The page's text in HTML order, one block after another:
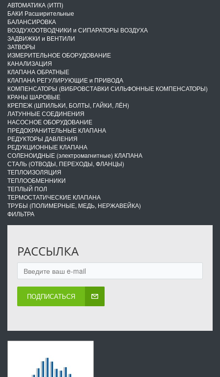
АВТОМАТИКА (ИТП)
БАКИ Расширительные
БАЛАНСИРОВКА
ВОЗДУХООТВОДЧИКИ и СИПАРАТОРЫ ВОЗДУХА
ЗАДВИЖКИ и ВЕНТИЛИ
ЗАТВОРЫ
ИЗМЕРИТЕЛЬНОЕ ОБОРУДОВАНИЕ
КАНАЛИЗАЦИЯ
КЛАПАНА ОБРАТНЫЕ
КЛАПАНА РЕГУЛИРУЮЩИЕ и ПРИВОДА
КОМПЕНСАТОРЫ (ВИБРОВСТАВКИ СИЛЬФОННЫЕ КОМПЕНСАТОРЫ)
КРАНЫ ШАРОВЫЕ
КРЕПЕЖ (ШПИЛЬКИ, БОЛТЫ, ГАЙКИ, ЛЁН)
ЛАТУННЫЕ СОЕДИНЕНИЯ
НАСОСНОЕ ОБОРУДОВАНИЕ
ПРЕДОХРАНИТЕЛЬНЫЕ КЛАПАНА
РЕДУКТОРЫ ДАВЛЕНИЯ
РЕДУКЦИОННЫЕ КЛАПАНА
СОЛЕНОИДНЫЕ (электромагнитные) КЛАПАНА
СТАЛЬ (ОТВОДЫ, ПЕРЕХОДЫ, ФЛАНЦЫ)
ТЕПЛОИЗОЛЯЦИЯ
ТЕПЛООБМЕННИКИ
ТЕПЛЫЙ ПОЛ
ТЕРМОСТАТИЧЕСКИЕ КЛАПАНА
ТРУБЫ (ПОЛИМЕРНЫЕ, МЕДЬ, НЕРЖАВЕЙКА)
ФИЛЬТРА
РАССЫЛКА
ПОДПИСАТЬСЯ